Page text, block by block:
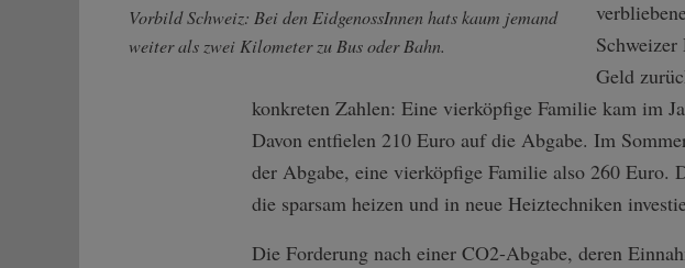
Vorbild Schweiz: Bei den EidgenossInnen hats kaum jemand
weiter als zwei Kilometer zu Bus oder Bahn.
Geld
konkreten Zahlen: Eine vierköpfige Familie kam im
Davon entfielen 210 Euro auf die Abgabe. Im
der Abgabe, eine vierköpfige Familie also 260 Euro.
die sparsam heizen und in neue Heiztechniken
Die Forderung nach einer CO2-Abgabe, deren